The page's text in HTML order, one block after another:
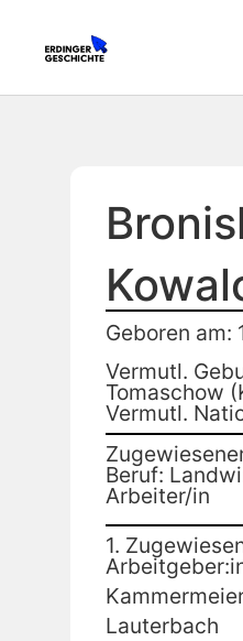
Geboren am:
Vermutl.
Tomaschow
Vermutl.
Beruf:
Arbeiter/in
1.
Lauterbach